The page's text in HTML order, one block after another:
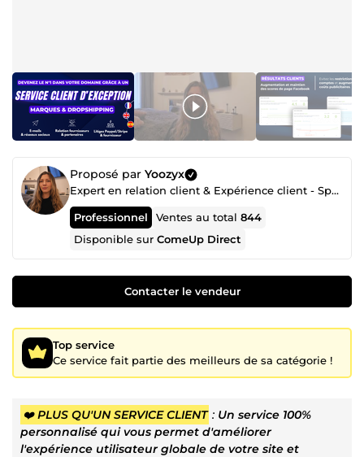
Proposé par Yoozyx
Expert en relation client & Expérience client - Spécialisé en e-commerce
Professionnel Ventes au total844
Disponible surComeUp Direct
Contacter le vendeur
Top service
Ce service fait partie des meilleurs de sa catégorie !
❤️PLUS QU'UN SERVICE CLIENT : Un service 100%
personnalisé qui vous permet d'améliorer
l'expérience utilisateur globale de votre site et